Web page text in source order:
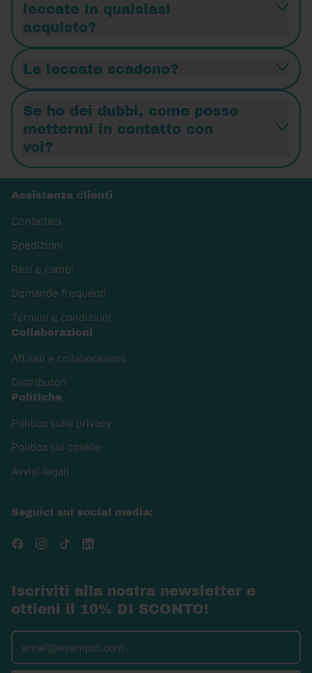
leccate in qualsiasi
acquisto?
Le leccate scadono?
Se ho dei dubbi, come posso
mettermi in contatto con
voi?
Assistenza clienti
Contattaci
Spedizioni
Resi e cambi
Domande frequenti
Termini e condizioni
Collaborazioni
Affiliati e collaborazioni
Distributori
Politiche
Politica sulla privacy
Politica sui cookie
Avvisi legali
Seguici sui social media:
FacebookInstagram
TikTok
Iscriviti alla nostra newsletter e
ottieni il 10% DI SCONTO!